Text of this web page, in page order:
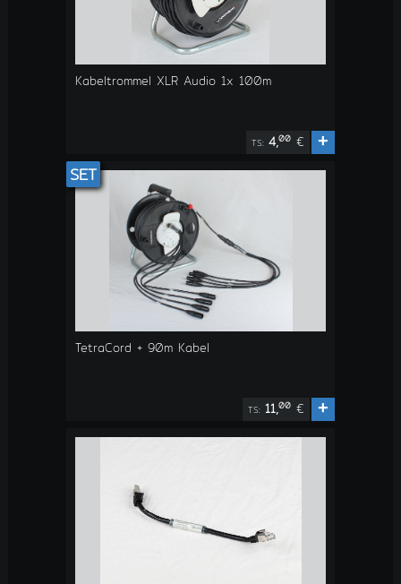
Kabeltrommel XLR Audio 1x 100m
TS: 4,00 € +
SET
TetraCord + 90m Kabel
TS: 11,00 € +